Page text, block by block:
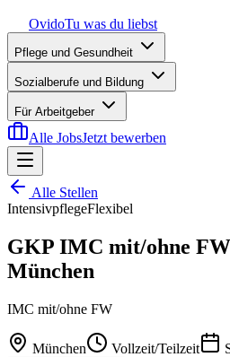
OvidoTu was du liebst
Pflege und Gesundheit
Sozialberufe und Bildung
Für Arbeitgeber
Alle JobsJetzt bewerben
Alle Stellen
IntensivpflegeFlexibel
GKP IMC mit/ohne
München
IMC mit/ohne FW
München Vollzeit/Teilzeit